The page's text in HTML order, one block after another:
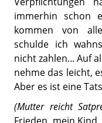
immerhin schon
kommen von
schulde ich
nicht zahlen... Auf
nehme das leicht,
Aber es ist eine
(Mutter reicht